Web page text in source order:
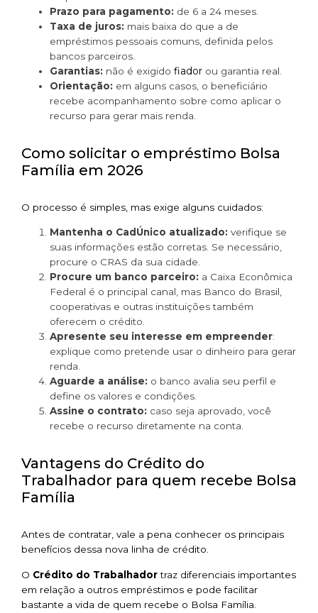
Prazo para pagamento: de 6 a 24 meses.
Taxa de juros: mais baixa do que a de
empréstimos pessoais comuns, definida pelos
bancos parceiros.
Garantias: não é exigido fiador ou garantia real.
Orientação: em alguns casos, o beneficiário
recebe acompanhamento sobre como aplicar o
recurso para gerar mais renda.
Como solicitar o empréstimo Bolsa
Família em 2026
O processo é simples, mas exige alguns cuidados:
Mantenha o CadÚnico atualizado: verifique se
suas informações estão corretas. Se necessário,
procure o CRAS da sua cidade.
Procure um banco parceiro: a Caixa Econômica
Federal é o principal canal, mas Banco do Brasil,
cooperativas e outras instituições também
oferecem o crédito.
Apresente seu interesse em empreender:
explique como pretende usar o dinheiro para gerar
renda.
Aguarde a análise: o banco avalia seu perfil e
define os valores e condições.
Assine o contrato: caso seja aprovado, você
recebe o recurso diretamente na conta.
Vantagens do Crédito do
Trabalhador para quem recebe Bolsa
Família
Antes de contratar, vale a pena conhecer os principais
benefícios dessa nova linha de crédito.
O Crédito do Trabalhadortraz diferenciais importantes
em relação a outros empréstimos e pode facilitar
bastante a vida de quem recebe o Bolsa Família.